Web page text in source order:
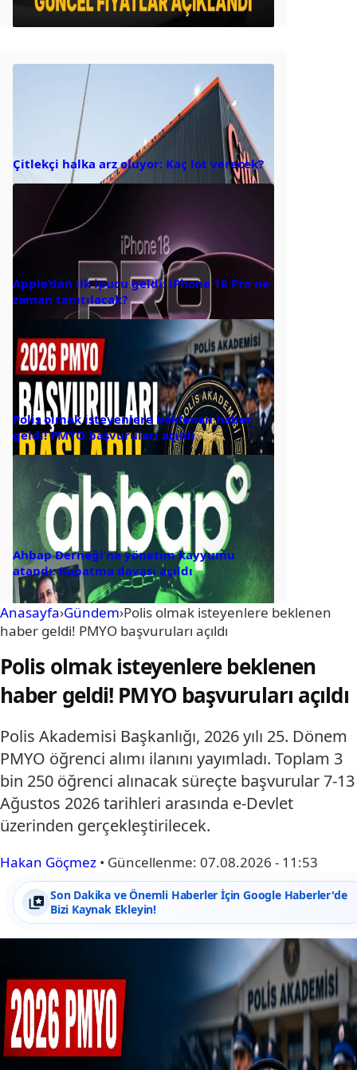
Çitlekçi halka arz oluyor: Kaç lot verecek?
Apple’dan ilk ipucu geldi: iPhone 18 Pro ne
zaman tanıtılacak?
Polis olmak isteyenlere beklenen haber
geldi! PMYO başvuruları açıldı
Ahbap Derneği’ne yönetim kayyumu
atandı: Kapatma davası açıldı
Anasayfa›Gündem›Polis olmak isteyenlere beklenen
haber geldi! PMYO başvuruları açıldı
Polis olmak isteyenlere beklenen
haber geldi! PMYO başvuruları açıldı
Polis Akademisi Başkanlığı, 2026 yılı 25. Dönem
PMYO öğrenci alımı ilanını yayımladı. Toplam 3
bin 250 öğrenci alınacak süreçte başvurular 7-13
Ağustos 2026 tarihleri arasında e-Devlet
üzerinden gerçekleştirilecek.
Hakan Göçmez • Güncellenme: 07.08.2026 - 11:53
Son Dakika ve Önemli Haberler İçin Google Haberler'de
Bizi Kaynak Ekleyin!